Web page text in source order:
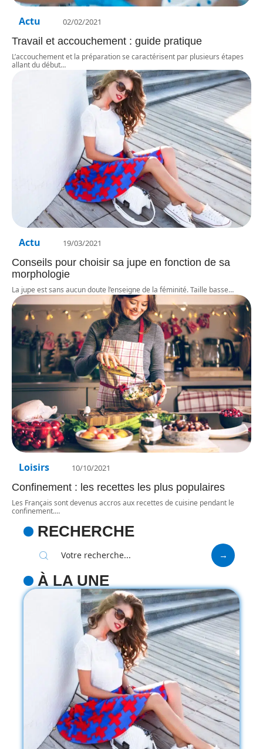
Actu 02/02/2021
Travail et accouchement : guide pratique
L’accouchement et la préparation se caractérisent par plusieurs étapes
allant du début…
Actu 19/03/2021
Conseils pour choisir sa jupe en fonction de sa
morphologie
La jupe est sans aucun doute l’enseigne de la féminité. Taille basse…
Loisirs 10/10/2021
Confinement : les recettes les plus populaires
Les Français sont devenus accros aux recettes de cuisine pendant le
confinement.…
RECHERCHE
À LA UNE